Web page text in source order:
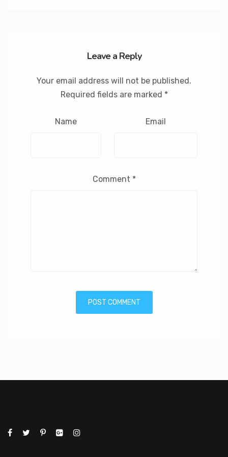
Leave a Reply
Your email address will not be published.
Required fields are marked *
Name Email
Comment *